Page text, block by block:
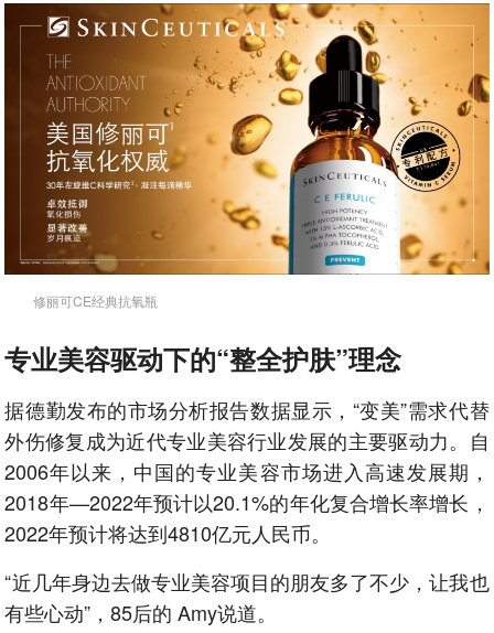
修丽可CE经典抗氧瓶
专业美容驱动下的“整全护肤”理念
据德勤发布的市场分析报告数据显示，“变美”需求代替
外伤修复成为近代专业美容行业发展的主要驱动力。自
2006年以来，中国的专业美容市场进入高速发展期，
2018年—2022年预计以20.1%的年化复合增长率增长，
2022年预计将达到4810亿元人民币。
“近几年身边去做专业美容项目的朋友多了不少，让我也
有些心动”，85后的 Amy说道。